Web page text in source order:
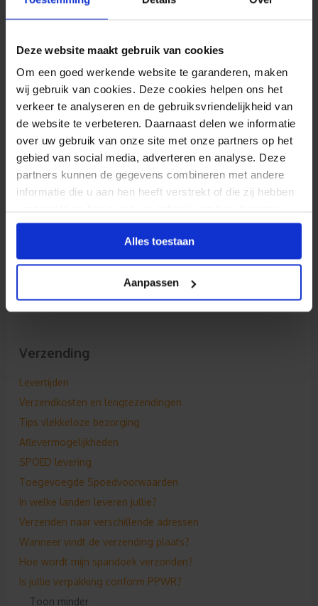
Deze website maakt gebruik van cookies
Om een goed werkende website te garanderen, maken
wij gebruik van cookies. Deze cookies helpen ons het
verkeer te analyseren en de gebruiksvriendelijkheid van
de website te verbeteren. Daarnaast delen we informatie
over uw gebruik van onze site met onze partners op het
gebied van social media, adverteren en analyse. Deze
partners kunnen de gegevens combineren met andere
informatie die u aan hen heeft verstrekt of die zij hebben
Alles toestaan
Aanpassen
Stockfoto's gebruiken
Kan ik een kleurenfoto zwart/wit maken?
Tekst omzetten in letteromtrekken
Afleveradres aanpassen
Ik wil toch graag een ander formaat, wat nu?
Kan ik mijn bestelling annuleren?
Kunnen geprinte kleuren afwijken?
Hoe scherp wordt mijn foto geprint?
Controle na bestelling
Ga je akkoord?
Het productieproces
Toon meer
Is dat wel veilig, online betalen?
Intracommunautaire levering
Toon meer
Verzending
Levertijden
Verzendkosten en lengtezendingen
Tips vlekkeloze bezorging
Aflevermogelijkheden
SPOED levering
Toegevoegde Spoedvoorwaarden
In welke landen leveren jullie?
Verzenden naar verschillende adressen
Wanneer vindt de verzending plaats?
Hoe wordt mijn spandoek verzonden?
Is jullie verpakking conform PPWR?
Toon minder